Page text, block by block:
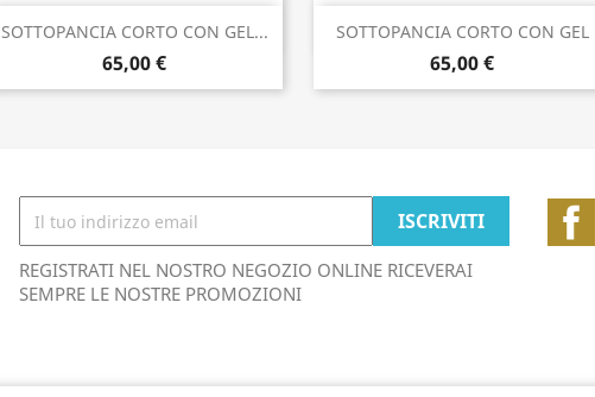
SOTTOPANCIA CORTO CON GEL...
65,00 €
Anteprima SOTTOPANCIA CORTO CON GEL
65,00 €
Anteprima
REGISTRATI NEL NOSTRO NEGOZIO ONLINE RICEVERAI
SEMPRE LE NOSTRE PROMOZIONI